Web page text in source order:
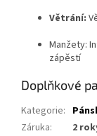
Větrání:
Manžety:
zápěstí
Doplňkové
Kategorie:
Záruka:
2